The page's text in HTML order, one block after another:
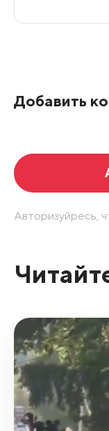
Добавить
Авторизуйресь,